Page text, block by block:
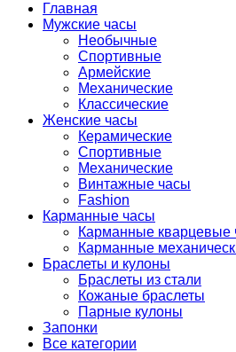
Главная
Мужские часы
Необычные
Спортивные
Армейские
Механические
Классические
Женские часы
Керамические
Спортивные
Механические
Винтажные часы
Fashion
Карманные часы
Карманные кварцевые
Карманные
Браслеты и кулоны
Браслеты из стали
Кожаные браслеты
Парные кулоны
Запонки
Все категории